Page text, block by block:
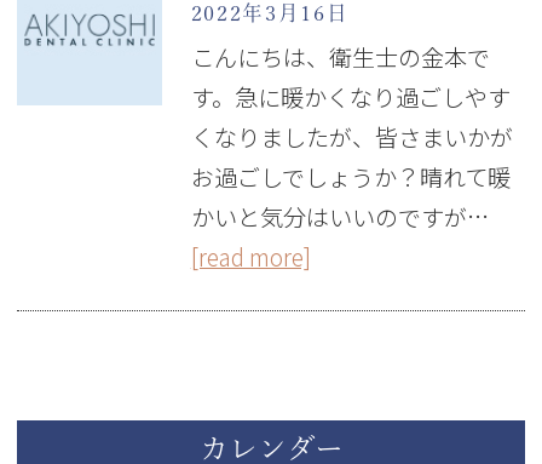
2022年3月16日
こんにちは、衛生士の金本で
す。急に暖かくなり過ごしやす
くなりましたが、皆さまいかが
お過ごしでしょうか？晴れて暖
かいと気分はいいのですが…
[read more]
カレンダー